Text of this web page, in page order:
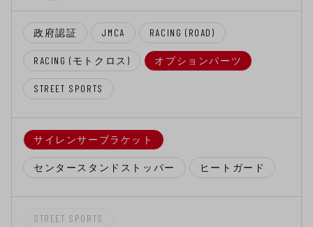
政府認証 JMCA RACING (ROAD)
RACING (モトクロス) オプションパーツ
STREET SPORTS
サイレンサーブラケット
センタースタンドストッパー ヒートガード
STREET SPORTS